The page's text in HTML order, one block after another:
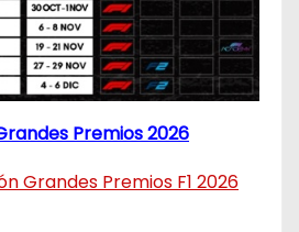
Premios 2026
Grandes Premios F1 2026